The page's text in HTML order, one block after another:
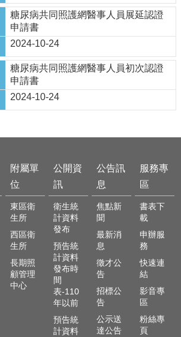
糖尿病共同照護網醫事人員展延認證
申請書
2024-10-24
糖尿病共同照護網醫事人員初次認證
申請書
2024-10-24
附屬單
位
東區衛
生所
西區衛
生所
長期照
顧管理
中心
公開資
訊
衛生統
計資料
發布
預告統
計資料
發布時
間
表-110
年以前
預告統
計資料
公告訊
息
焦點新
聞
最新消
息
徵才公
告
招標公
告
公示送
達公告
服務專
區
書表下
載
申辦服
務
快速連
結
影音專
區
粉絲專
頁